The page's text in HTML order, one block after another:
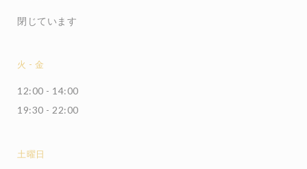
閉じています
火 - 金
12:00 - 14:00
19:30 - 22:00
土曜日